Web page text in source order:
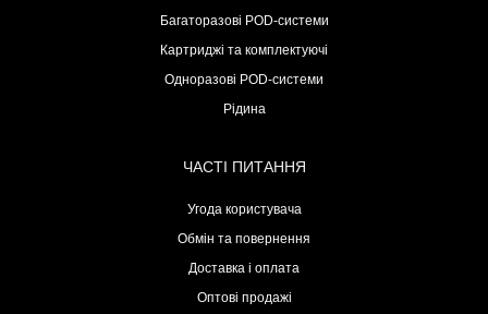
Багаторазові POD-системи
Картриджі та комплектуючі
Одноразові POD-системи
Рідина
ЧАСТІ ПИТАННЯ
Угода користувача
Обмін та повернення
Доставка і оплата
Оптові продажі